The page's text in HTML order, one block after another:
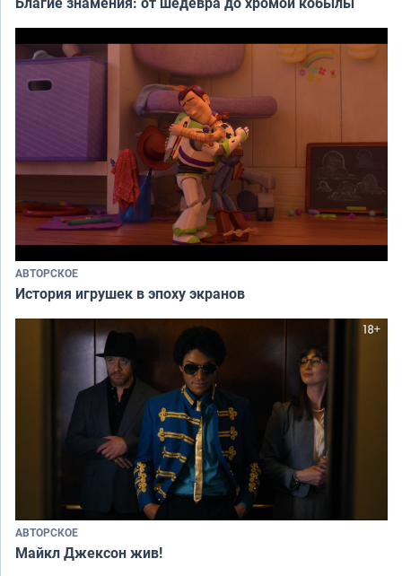
АВТОРСКОЕ
История игрушек в эпоху экранов
АВТОРСКОЕ
Майкл Джексон жив!